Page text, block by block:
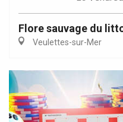
Flore sauvage du
Veulettes-sur-Mer